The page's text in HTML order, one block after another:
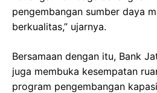
pengembangan sumber daya
berkualitas,” ujarnya.
Bersamaan dengan itu, Bank
juga membuka kesempatan
program pengembangan